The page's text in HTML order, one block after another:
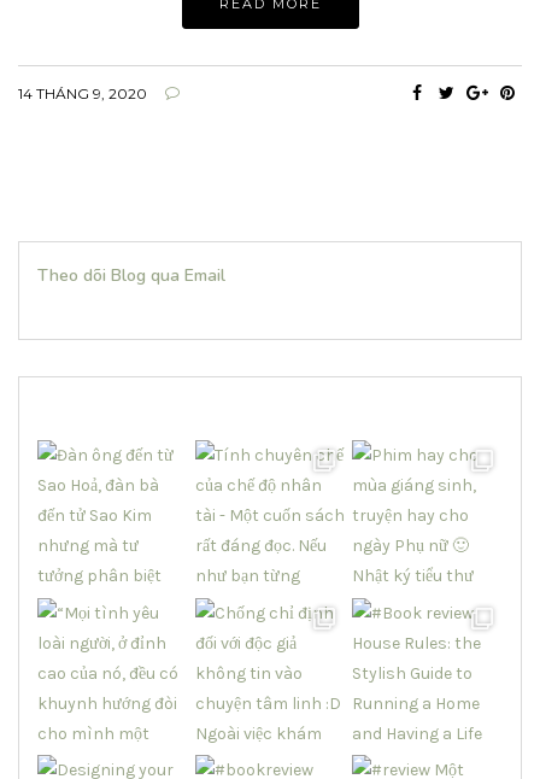
READ MORE
14 THÁNG 9, 2020
Theo dõi Blog qua Email